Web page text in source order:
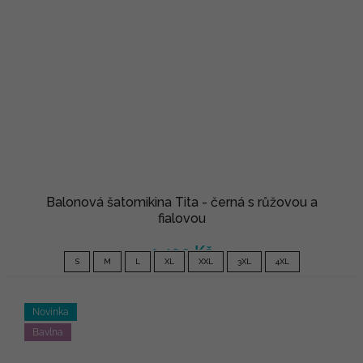
Balonová šatomikina Tita - černá s růžovou a
fialovou
1 490 Kč
S M L XL XXL 3XL 4XL
Novinka
Bavlna